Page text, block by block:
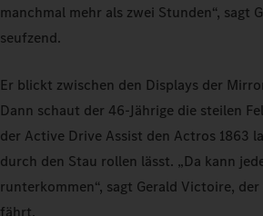
manchmal mehr als zwei Stunden“, sagt
seufzend.
Er blickt zwischen den Displays der
Dann schaut der 46-Jährige die steilen
der Active Drive Assist den Actros 1863
durch den Stau rollen lässt. „Da kann
runterkommen“, sagt Gerald Victoire,
fährt.